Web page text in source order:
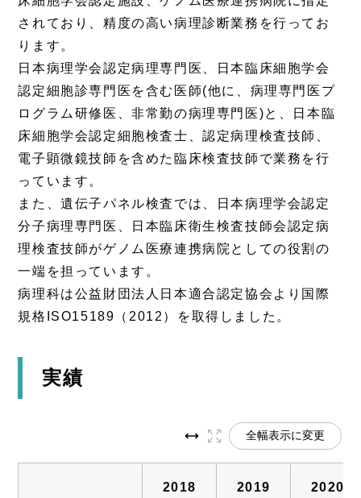
されており、精度の高い病理診断業務を行ってお
ります。
日本病理学会認定病理専門医、日本臨床細胞学会
認定細胞診専門医を含む医師(他に、病理専門医プ
ログラム研修医、非常勤の病理専門医)と、日本臨
床細胞学会認定細胞検査士、認定病理検査技師、
電子顕微鏡技師を含めた臨床検査技師で業務を行
っています。
また、遺伝子パネル検査では、日本病理学会認定
分子病理専門医、日本臨床衛生検査技師会認定病
理検査技師がゲノム医療連携病院としての役割の
一端を担っています。
病理科は公益財団法人日本適合認定協会より国際
規格ISO15189（2012）を取得しました。
実績
全幅表示に変更
2018
2019
2020